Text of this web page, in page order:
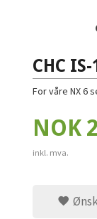
CHC
For våre NX 6
Pris
NOK
inkl. mva.